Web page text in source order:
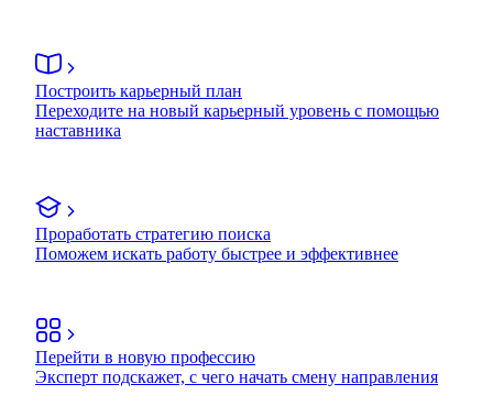
Построить карьерный план
Переходите на новый карьерный уровень с помощью
наставника
Проработать стратегию поиска
Поможем искать работу быстрее и эффективнее
Перейти в новую профессию
Эксперт подскажет, с чего начать смену направления